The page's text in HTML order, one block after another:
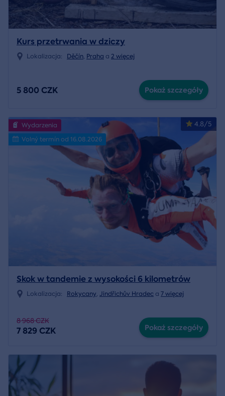
Kurs przetrwania w dziczy
Lokalizacja: Děčín, Praha a 2 więcej
5 800 CZK Pokaż szczegóły
4.8/5
Wydarzenia
Volný termín od 16.08.2026
Skok w tandemie z wysokości 6 kilometrów
Lokalizacja: Rokycany, Jindřichův Hradec a 7 więcej
8 968 CZK
7 829 CZK Pokaż szczegóły